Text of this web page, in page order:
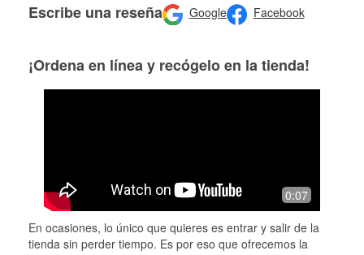
Escribe una reseña Google Facebook
¡Ordena en línea y recógelo en la tienda!
0:07
En ocasiones, lo único que quieres es entrar y salir de la
tienda sin perder tiempo. Es por eso que ofrecemos la